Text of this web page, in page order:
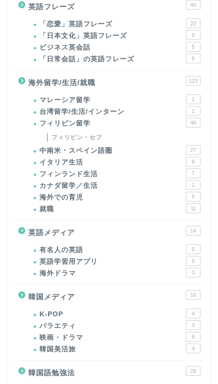
英語フレーズ 40
「恋愛」英語フレーズ 23
「日本文化」英語フレーズ 5
ビジネス英会話 5
「日常会話」の英語フレーズ 6
海外留学/生活/就職 123
マレーシア留学 1
台湾留学/生活/インターン 1
フィリピン留学 46
フィリピン・セブ
中南米・スペイン語圏 27
イタリア生活 9
フィンランド生活 7
カナダ留学／生活 1
海外での育児 5
就職 11
英語メディア 14
有名人の英語 5
英語学習用アプリ 5
海外ドラマ 3
韓国メディア 16
K-POP 4
バラエティ 3
映画・ドラマ 8
韓国美活旅 4
韓国語勉強法 29